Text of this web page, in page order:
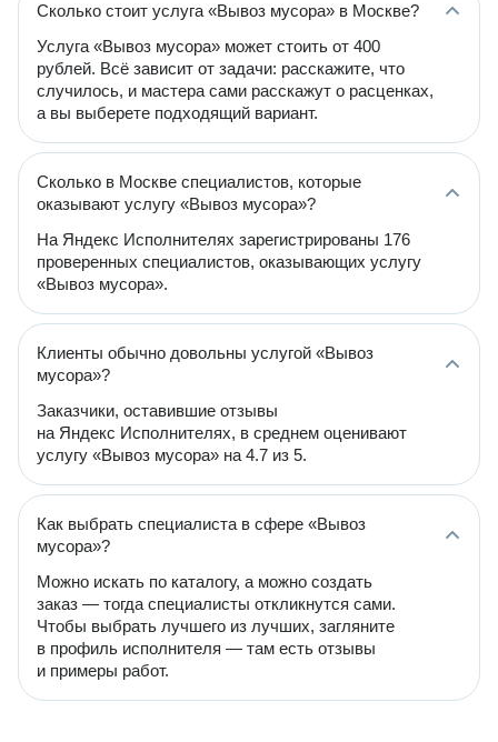
Сколько стоит услуга «Вывоз мусора» в Москве?
Услуга «Вывоз мусора» может стоить от 400
рублей. Всё зависит от задачи: расскажите, что
случилось, и мастера сами расскажут о расценках,
а вы выберете подходящий вариант.
Сколько в Москве специалистов, которые
оказывают услугу «Вывоз мусора»?
На Яндекс Исполнителях зарегистрированы 176
проверенных специалистов, оказывающих услугу
«Вывоз мусора».
Клиенты обычно довольны услугой «Вывоз
мусора»?
Заказчики, оставившие отзывы
на Яндекс Исполнителях, в среднем оценивают
услугу «Вывоз мусора» на 4.7 из 5.
Как выбрать специалиста в сфере «Вывоз
мусора»?
Можно искать по каталогу, а можно создать
заказ — тогда специалисты откликнутся сами.
Чтобы выбрать лучшего из лучших, загляните
в профиль исполнителя — там есть отзывы
и примеры работ.